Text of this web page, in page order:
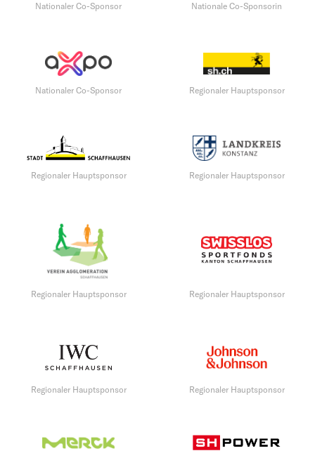
Nationaler Co-Sponsor Nationale Co-Sponsorin
Nationaler Co-Sponsor Regionaler Hauptsponsor
Regionaler Hauptsponsor Regionaler Hauptsponsor
Regionaler Hauptsponsor Regionaler Hauptsponsor
Regionaler Hauptsponsor Regionaler Hauptsponsor